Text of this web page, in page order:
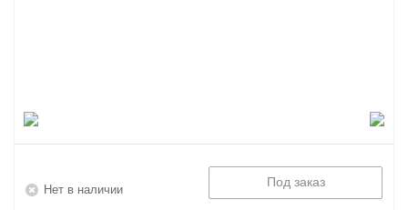
Нет в наличии
Под заказ